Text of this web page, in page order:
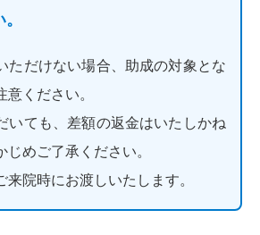
ただけない場合、助成の対象とな
意ください。
いても、差額の返金はいたしかね
じめご了承ください。
来院時にお渡しいたします。